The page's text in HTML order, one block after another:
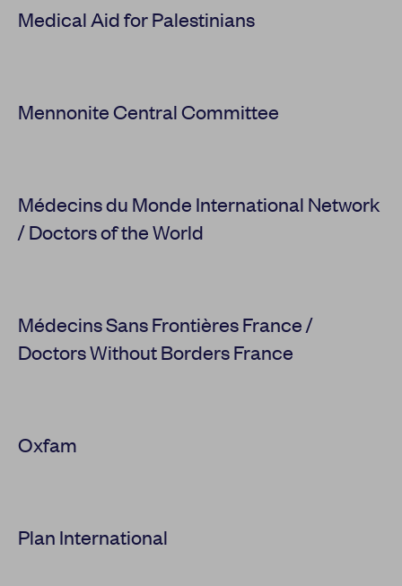
Medical Aid for Palestinians
Mennonite Central Committee
Médecins du Monde International Network
/ Doctors of the World
Médecins Sans Frontières France /
Doctors Without Borders France
Oxfam
Plan International